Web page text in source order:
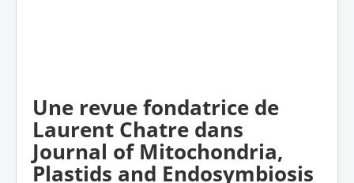
Une revue fondatrice de
Laurent Chatre dans
Journal of Mitochondria,
Plastids and Endosymbiosis